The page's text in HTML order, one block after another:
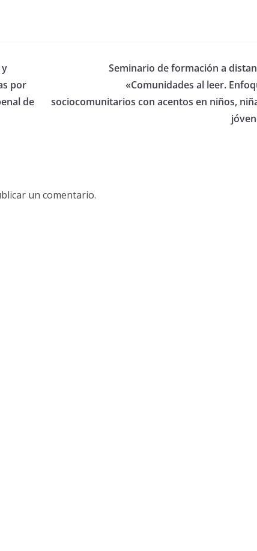
y
por
de
Seminario de formación a
«Comunidades al leer.
sociocomunitarios con acentos en niños,
un comentario.